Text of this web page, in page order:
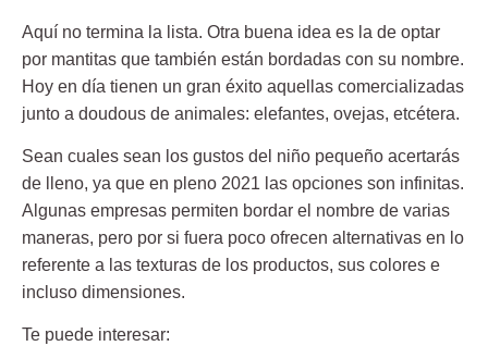
Aquí no termina la lista. Otra buena idea es la de optar
por mantitas que también están bordadas con su nombre.
Hoy en día tienen un gran éxito aquellas comercializadas
junto a doudous de animales: elefantes, ovejas, etcétera.
Sean cuales sean los gustos del niño pequeño acertarás
de lleno, ya que en pleno 2021 las opciones son infinitas.
Algunas empresas permiten bordar el nombre de varias
maneras, pero por si fuera poco ofrecen alternativas en lo
referente a las texturas de los productos, sus colores e
incluso dimensiones.
Te puede interesar: